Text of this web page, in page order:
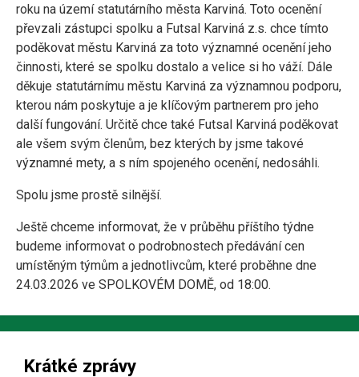
roku na území statutárního města Karviná. Toto ocenění
převzali zástupci spolku a Futsal Karviná z.s. chce tímto
poděkovat městu Karviná za toto významné ocenění jeho
činnosti, které se spolku dostalo a velice si ho váží. Dále
děkuje statutárnímu městu Karviná za významnou podporu,
kterou nám poskytuje a je klíčovým partnerem pro jeho
další fungování. Určitě chce také Futsal Karviná poděkovat
ale všem svým členům, bez kterých by jsme takové
významné mety, a s ním spojeného ocenění, nedosáhli.
Spolu jsme prostě silnější.
Ještě chceme informovat, že v průběhu příštího týdne
budeme informovat o podrobnostech předávání cen
umístěným týmům a jednotlivcům, které proběhne dne
24.03.2026 ve SPOLKOVÉM DOMĚ, od 18:00.
Krátké zprávy